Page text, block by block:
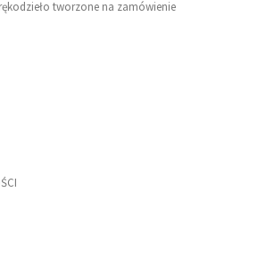
tworzone na zamówienie